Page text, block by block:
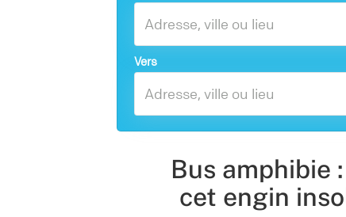
Vers
Bus amphibie
cet engin